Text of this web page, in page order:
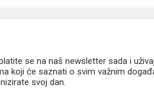
se na naš newsletter sada i
koji će saznati o svim važnim
svoj dan.